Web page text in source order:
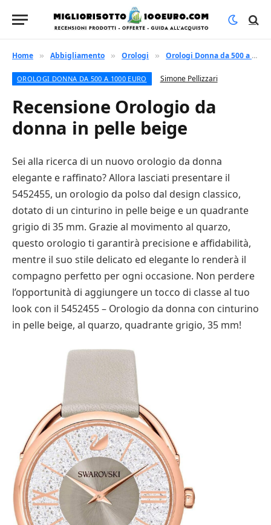
Home » Abbigliamento » Orologi » Orologi Donna da 500 a 1000 euro
OROLOGI DONNA DA 500 A 1000 EURO Simone Pellizzari
Recensione Orologio da
donna in pelle beige
Sei alla ricerca di un nuovo orologio da donna
elegante e raffinato? Allora lasciati presentare il
5452455, un orologio da polso dal design classico,
dotato di un cinturino in pelle beige e un quadrante
grigio di 35 mm. Grazie al movimento al quarzo,
questo orologio ti garantirà precisione e affidabilità,
mentre il suo stile delicato ed elegante lo renderà il
compagno perfetto per ogni occasione. Non perdere
l’opportunità di aggiungere un tocco di classe al tuo
look con il 5452455 – Orologio da donna con cinturino
in pelle beige, al quarzo, quadrante grigio, 35 mm!